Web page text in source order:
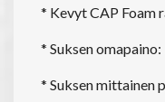
* Kevyt CAP Foam
* Suksen
* Suksen mittainen